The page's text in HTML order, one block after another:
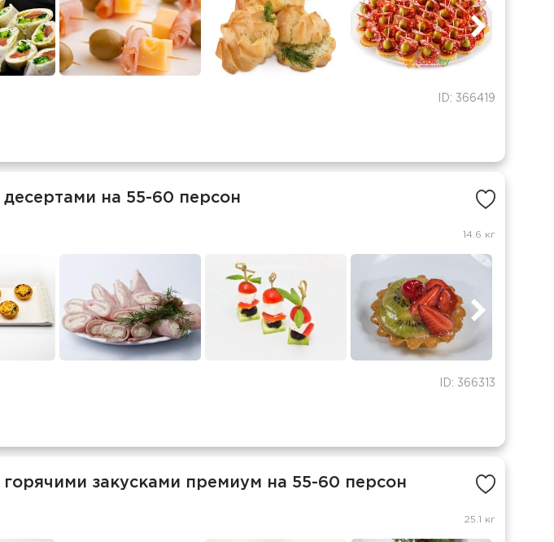
ID: 366419
на 55-60 персон
14.6 кг
ID: 366313
закусками премиум на 55-60 персон
25.1 кг